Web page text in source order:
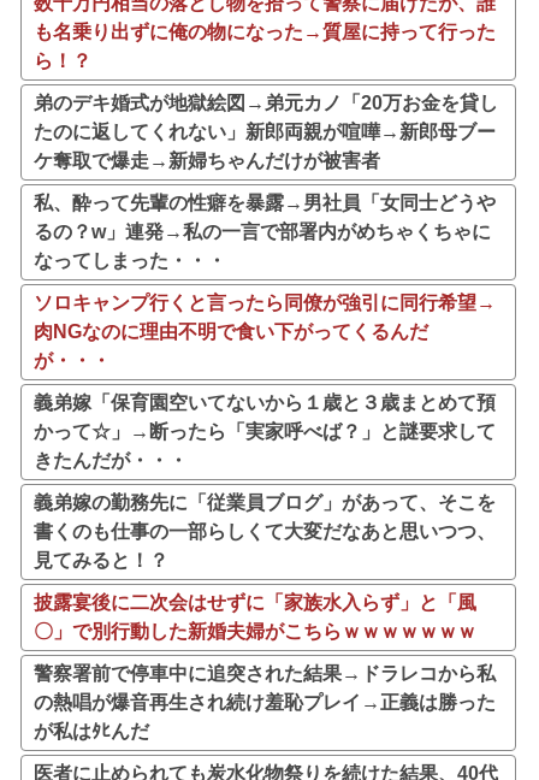
も名乗り出ずに俺の物になった→質屋に持って行った
ら！？
弟のデキ婚式が地獄絵図→弟元カノ「20万お金を貸し
たのに返してくれない」新郎両親が喧嘩→新郎母ブー
ケ奪取で爆走→新婦ちゃんだけが被害者
私、酔って先輩の性癖を暴露→男社員「女同士どうや
るの？w」連発→私の一言で部署内がめちゃくちゃに
なってしまった・・・
ソロキャンプ行くと言ったら同僚が強引に同行希望→
肉NGなのに理由不明で食い下がってくるんだ
が・・・
義弟嫁「保育園空いてないから１歳と３歳まとめて預
かって☆」→断ったら「実家呼べば？」と謎要求して
きたんだが・・・
義弟嫁の勤務先に「従業員ブログ」があって、そこを
書くのも仕事の一部らしくて大変だなあと思いつつ、
見てみると！？
披露宴後に二次会はせずに「家族水入らず」と「風
〇」で別行動した新婚夫婦がこちらｗｗｗｗｗｗｗ
警察署前で停車中に追突された結果→ドラレコから私
の熱唱が爆音再生され続け羞恥プレイ→正義は勝った
が私はﾀﾋんだ
医者に止められても炭水化物祭りを続けた結果、40代